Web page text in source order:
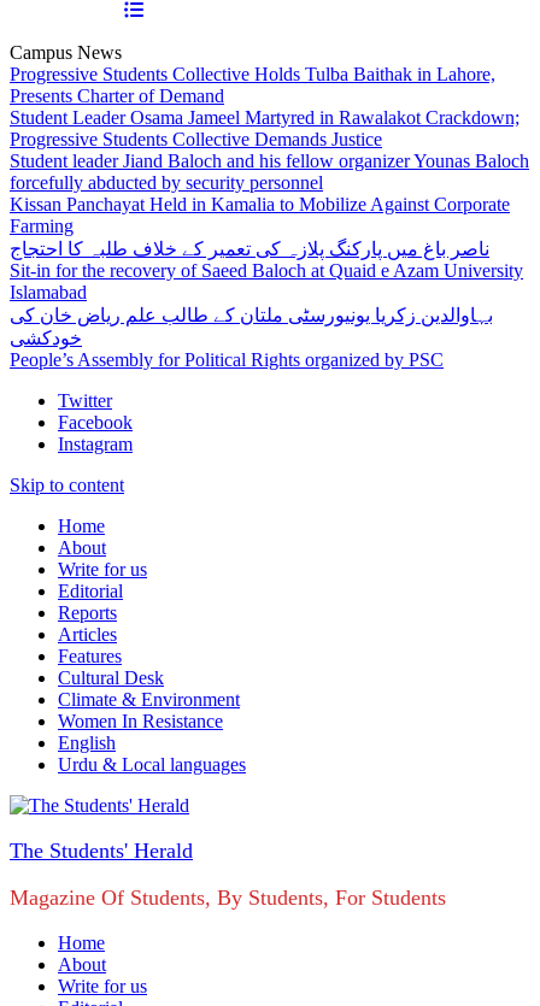
Campus News
Progressive Students Collective Holds Tulba Baithak in Lahore,
Presents Charter of Demand
Student Leader Osama Jameel Martyred in Rawalakot Crackdown;
Progressive Students Collective Demands Justice
Student leader Jiand Baloch and his fellow organizer Younas Baloch
forcefully abducted by security personnel
Kissan Panchayat Held in Kamalia to Mobilize Against Corporate
Farming
ناصر باغ میں پارکنگ پلازہ کی تعمیر کے خلاف طلبہ کا احتجاج
Sit-in for the recovery of Saeed Baloch at Quaid e Azam University
Islamabad
بہاوالدین زکریا یونیورسٹی ملتان کے طالب علم ریاض خان کی
خودکشی
People’s Assembly for Political Rights organized by PSC
Twitter
Facebook
Instagram
Skip to content
Home
About
Write for us
Editorial
Reports
Articles
Features
Cultural Desk
Climate & Environment
Women In Resistance
English
Urdu & Local languages
The Students' Herald
Magazine Of Students, By Students, For Students
Home
About
Write for us